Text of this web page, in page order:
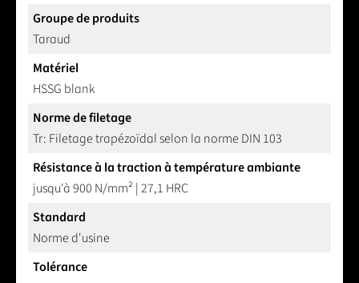
Groupe de produits
Taraud
Matériel
HSSG blank
Norme de filetage
Tr: Filetage trapézoïdal selon la norme DIN 103
Résistance à la traction à température ambiante
jusqu'à 900 N/mm² | 27,1 HRC
Standard
Norme d'usine
Tolérance